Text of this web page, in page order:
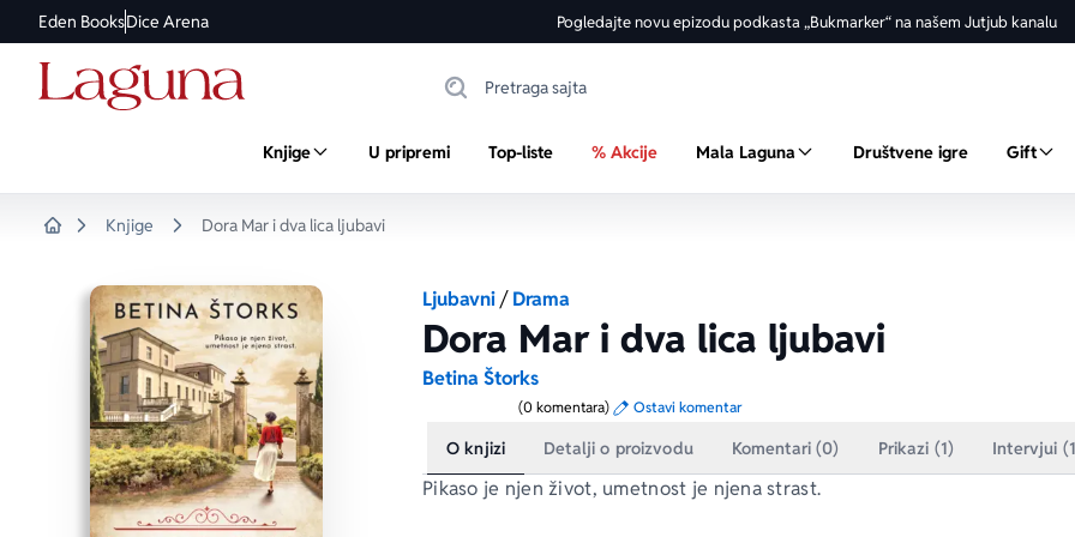
Eden BooksDice Arena Pogledajte novu epizodu podkasta „Bukmarker“ na našem Jutjub kanalu
Knjige U pripremi Top-liste % Akcije Mala Laguna Društvene igre Gift
Knjige Dora Mar i dva lica ljubavi
Ljubavni/Drama
Dora Mar i dva lica ljubavi
Betina Štorks
(0 komentara) Ostavi komentar
O knjizi Detalji o proizvodu Komentari (0) Prikazi (1) Intervjui
Pikaso je njen život, umetnost je njena strast.